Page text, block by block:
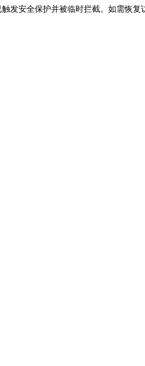
发安全保护并被临时拦截。如需恢复